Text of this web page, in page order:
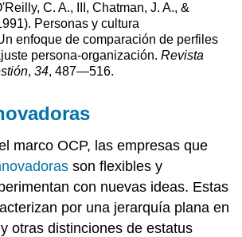
C. A., III, Chatman, J. A., &
Personas y cultura
enfoque de comparación de perfiles
persona-organización. Revista
, 34, 487—516.
marco OCP, las empresas que
son flexibles y
con nuevas ideas. Estas
por una jerarquía plana en
otras distinciones de estatus